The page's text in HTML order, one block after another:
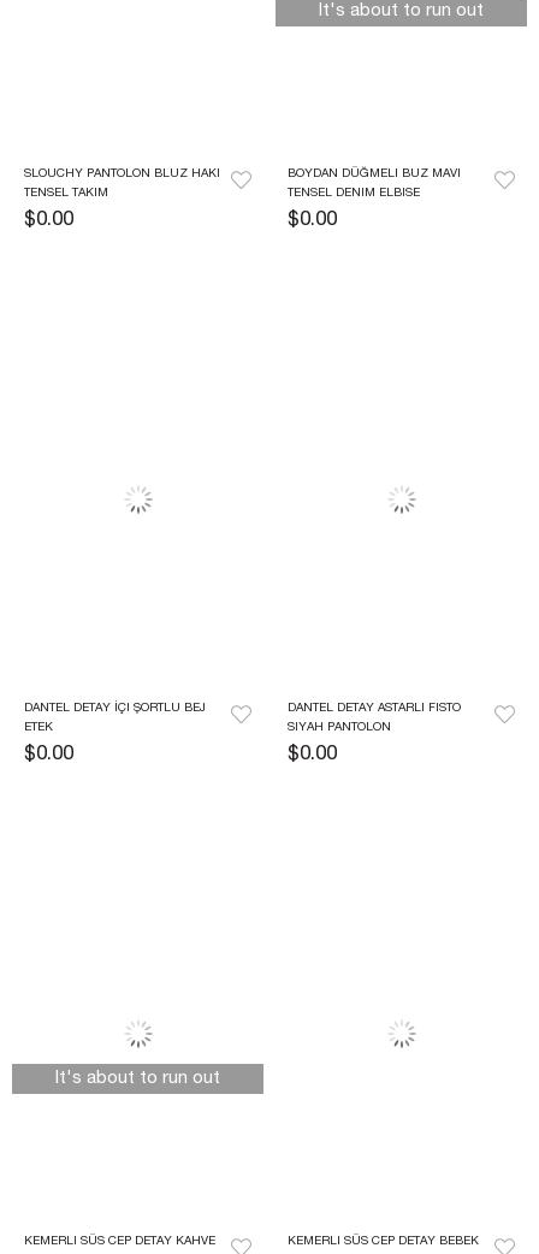
SLOUCHY PANTOLON BLUZ HAKI
TENSEL TAKIM
$0.00
BOYDAN DÜĞMELI BUZ MAVI
TENSEL DENIM ELBISE
$0.00
It's about to run out
DANTEL DETAY İÇI ŞORTLU BEJ
ETEK
$0.00
DANTEL DETAY ASTARLI FISTO
SIYAH PANTOLON
$0.00
KEMERLI SÜS CEP DETAY KAHVE
It's about to run out
KEMERLI SÜS CEP DETAY BEBEK